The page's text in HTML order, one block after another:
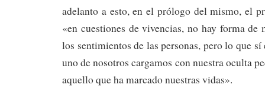
adelanto a esto, en el prólogo del mismo, el
«en cuestiones de vivencias, no hay forma de
los sentimientos de las personas, pero lo que sí
uno de nosotros cargamos con nuestra oculta
aquello que ha marcado nuestras vidas».